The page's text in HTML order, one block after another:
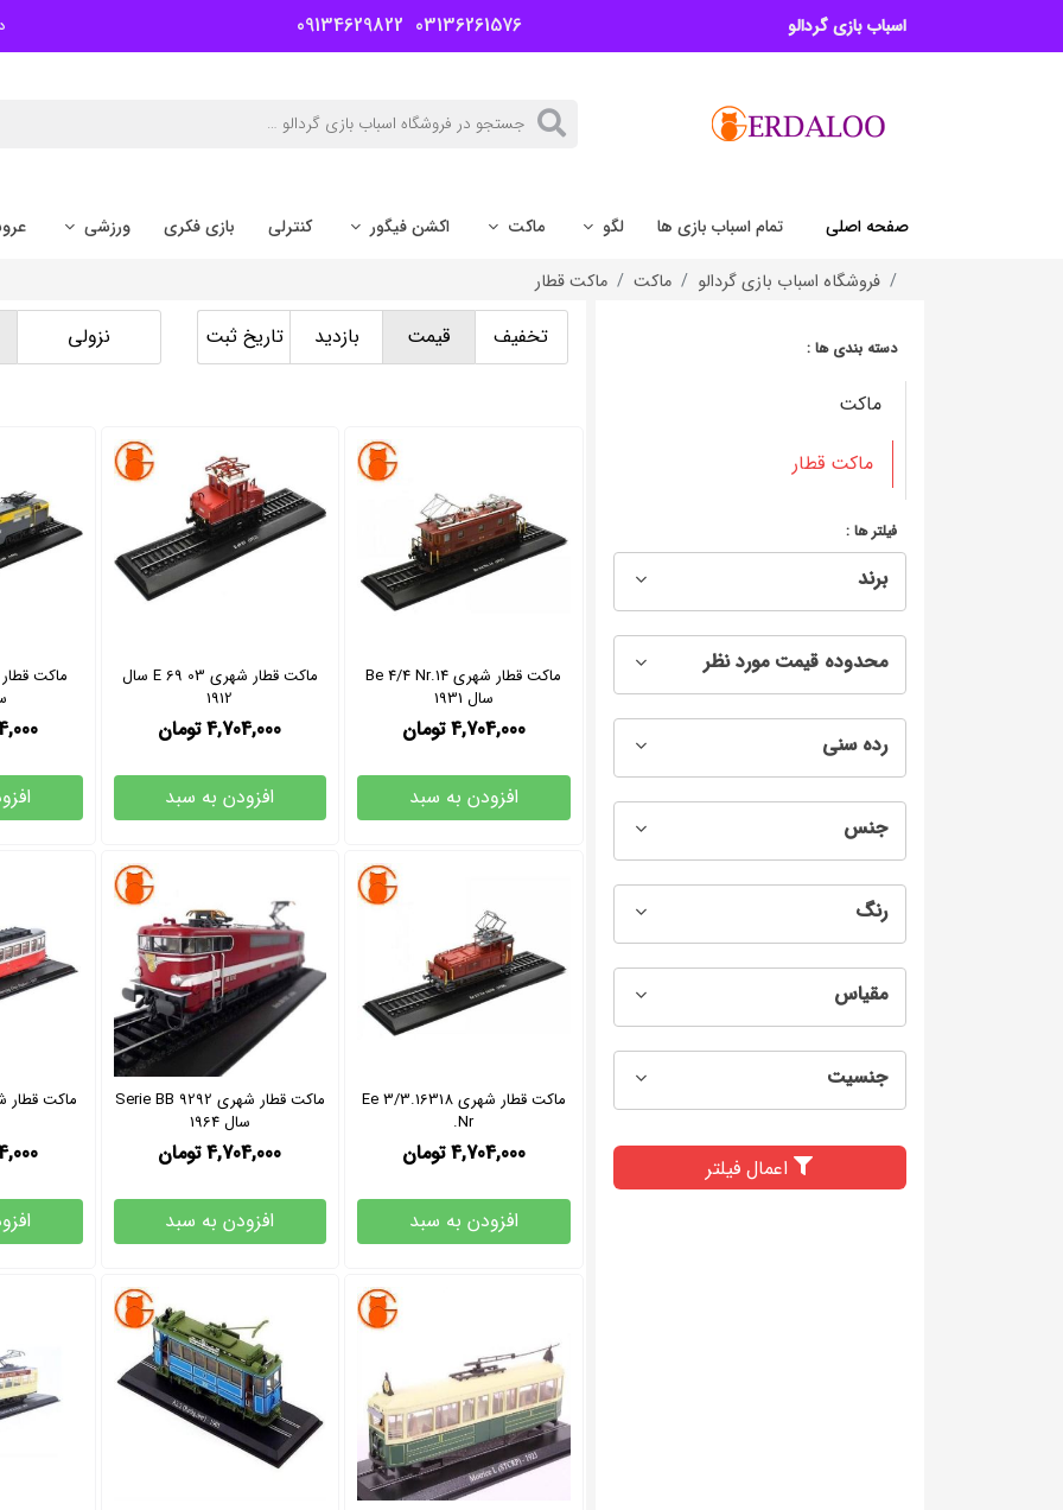
اسباب بازی گردالو 03136261576
09134629822
صفحه اصلی تمام اسباب بازی ها لگو ماکت اکشن فیگور کنترلی بازی فکری ورزشی
فروشگاه اسباب بازی گردالو ماکت ماکت قطار
دسته بندی ها :
ماکت
ماکت قطار
فیلتر ها :
برند
محدوده قیمت مورد نظر
رده سنی
جنس
رنگ
مقیاس
جنسیت
اعمال فیلتر
تخفیف قیمت بازدید تاریخ ثبت نزولی
ماکت قطار شهری Be 4/4 Nr.14
سال 1931
4,704,000 تومان
افزودن به سبد
ماکت قطار شهری E 69 03 سال
1912
4,704,000 تومان
افزودن به سبد
ماکت قطار شهری 16318.Ee 3/3
Nr.
4,704,000 تومان
افزودن به سبد
ماکت قطار شهری Serie BB 9292
سال 1964
4,704,000 تومان
افزودن به سبد